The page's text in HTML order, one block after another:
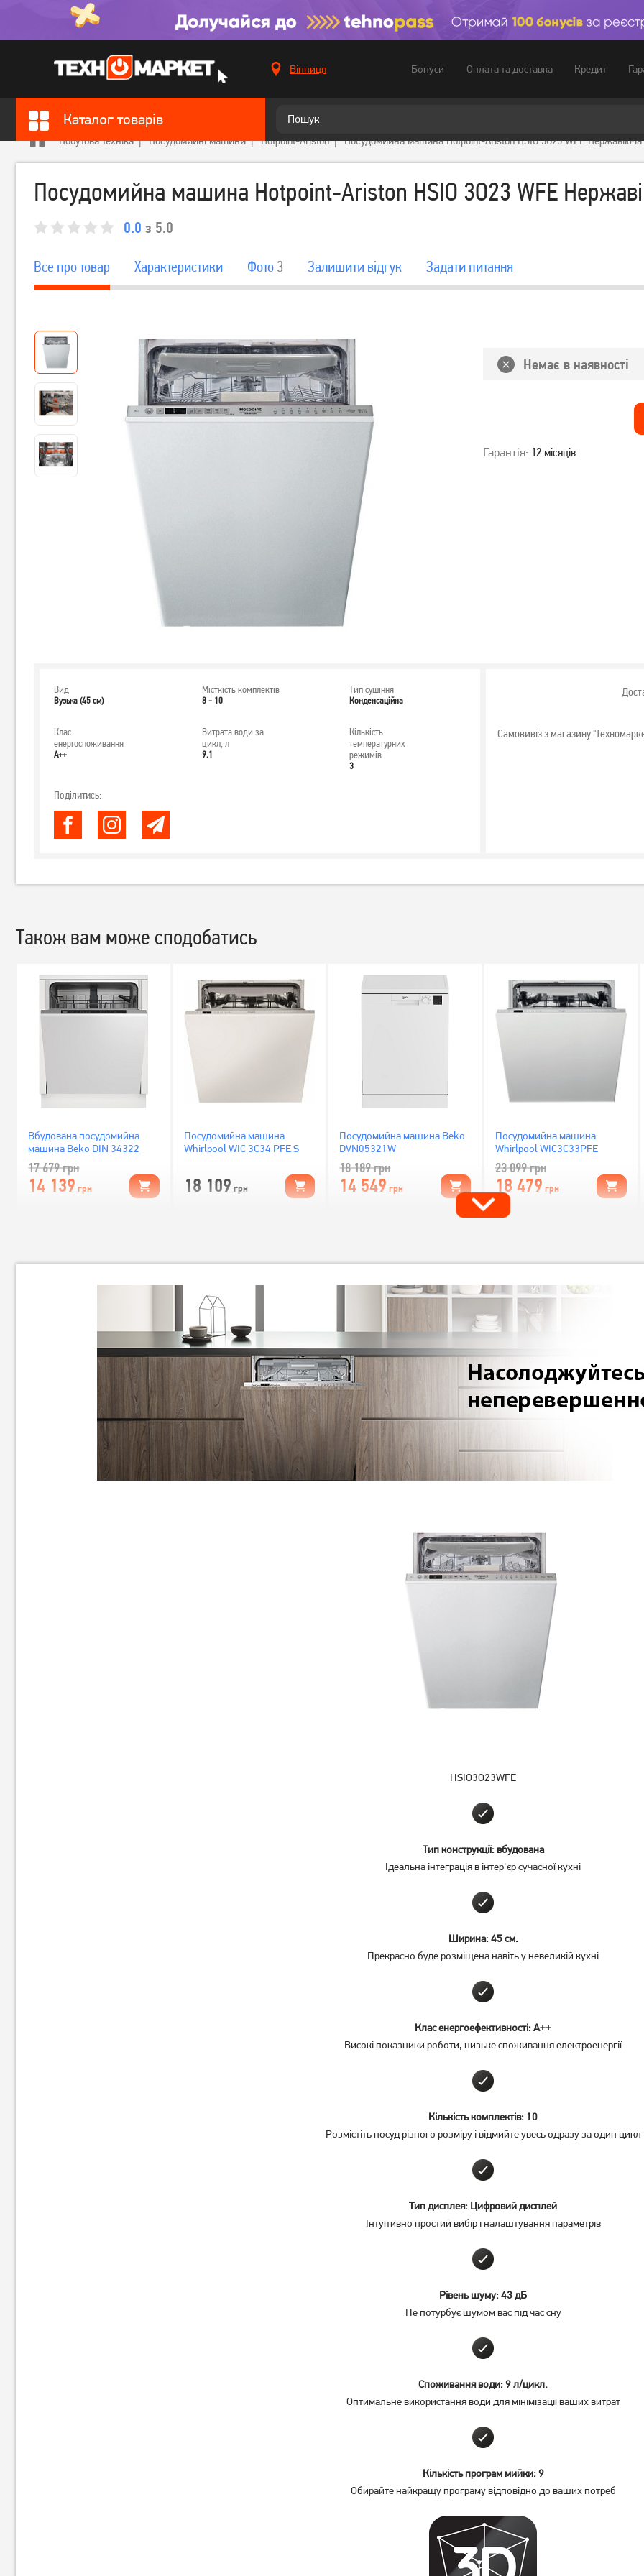
Вінниця Бонуси Оплата та доставка Кредит
Каталог товарів
Побутова техніка Посудомийні машини Hotpoint-Ariston Посудомийна машина Hotpoint-Ariston HSIO 3O23 WFE Нержавіюча
Посудомийна машина Hotpoint-Ariston HSIO 3O23 WFE
0.0 з 5.0
Все про товар Характеристики Фото 3 Залишити вiдгук Задати питання
Немає в наявності
Гарантія: 12 місяців
Вид
Вузька (45 см)
Місткість комплектів
8 - 10
Тип сушіння
Конденсаційна
Клас
енергоспоживання
А++
Витрата води за
цикл, л
9.1
Кількість
температурних
режимів
3
Поділитись:
Самовивіз з магазину
Також вам може сподобатись
Вбудована посудомийна
машина Beko DIN 34322
17 679грн
14 139 грн
Посудомийна машина
Whirlpool WIC 3C34 PFE S
18 109 грн
Посудомийна машина Beko
DVN05321W
18 189грн
14 549 грн
Посудомийна машина
Whirlpool WIC3C33PFE
23 099грн
18 479 грн
Посудомийна машина Bosch
Немає в наявності
Посудомийна машина
Whirlpool W7I HT58 T
21 729 грн
Посудомийна машина
Whirlpool W2F HD624 X
23 919грн
19 129
Вбудована посудомийна
машина Bosch SMV25EX02E
Вбудована посудомийна
машина Whirlpool WSIO
3O34 PFE X
19 799
HSIO3O23WFE
Тип конструкції: вбудована
Ідеальна інтеграція в інтер'єр сучасної кухні
Ширина: 45 см.
Прекрасно буде розміщена навіть у невеликій кухні
Клас енергоефективності: A++
Високі показники роботи, низьке споживання електроенергії
Кількість комплектів: 10
Розмістіть посуд різного розміру і відмийте увесь одразу за один цикл
Тип дисплея: Цифровий дисплей
Інтуїтивно простий вибір і налаштування параметрів
Рівень шуму: 43 дБ
Не потурбує шумом вас під час сну
Споживання води: 9 л/цикл.
Оптимальне використання води для мінімізації ваших витрат
Кількість програм мийки: 9
Обирайте найкращу програму відповідно до ваших потреб